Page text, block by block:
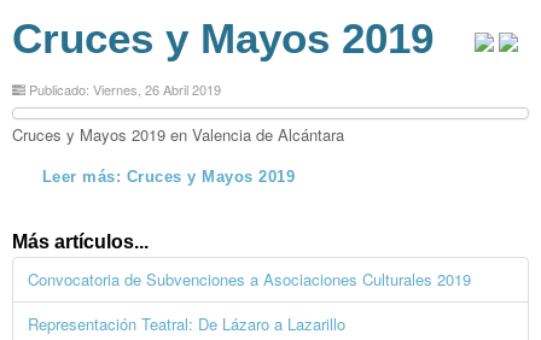
Cruces y Mayos 2019
Publicado: Viernes, 26 Abril 2019
Cruces y Mayos 2019 en Valencia de Alcántara
Leer más: Cruces y Mayos 2019
Más artículos...
Convocatoria de Subvenciones a Asociaciones Culturales 2019
Representación Teatral: De Lázaro a Lazarillo